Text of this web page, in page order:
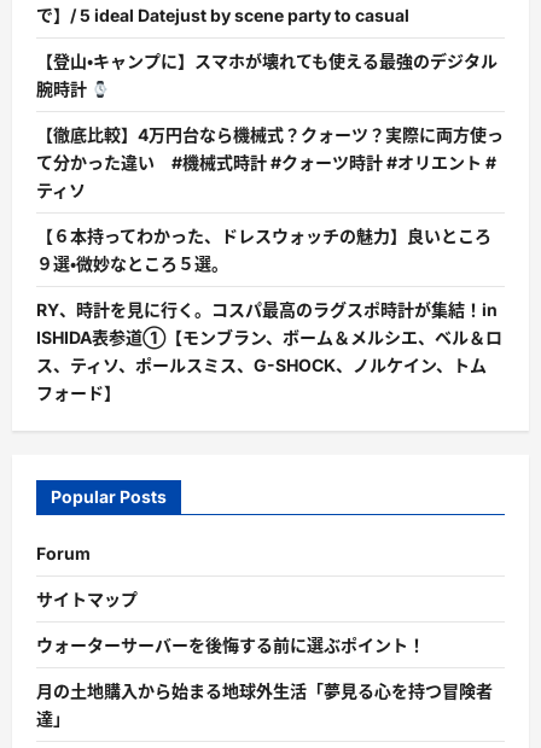
で】/ 5 ideal Datejust by scene party to casual
【登山・キャンプに】スマホが壊れても使える最強のデジタル
腕時計
【徹底比較】4万円台なら機械式？クォーツ？実際に両方使っ
て分かった違い #機械式時計 #クォーツ時計 #オリエント #
ティソ
【６本持ってわかった、ドレスウォッチの魅力】良いところ
９選・微妙なところ５選。
RY、時計を見に行く。コスパ最高のラグスポ時計が集結！in
ISHIDA表参道①【モンブラン、ボーム＆メルシエ、ベル＆ロ
ス、ティソ、ポールスミス、G-SHOCK、ノルケイン、トム
フォード】
Popular Posts
Forum
サイトマップ
ウォーターサーバーを後悔する前に選ぶポイント！
月の土地購入から始まる地球外生活「夢見る心を持つ冒険者
達」